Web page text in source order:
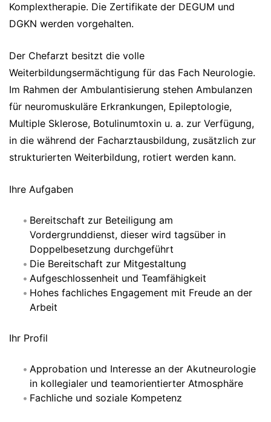
Komplextherapie. Die Zertifikate der DEGUM und
DGKN werden vorgehalten.
Der Chefarzt besitzt die volle
Weiterbildungsermächtigung für das Fach Neurologie.
Im Rahmen der Ambulantisierung stehen Ambulanzen
für neuromuskuläre Erkrankungen, Epileptologie,
Multiple Sklerose, Botulinumtoxin u. a. zur Verfügung,
in die während der Facharztausbildung, zusätzlich zur
strukturierten Weiterbildung, rotiert werden kann.
Ihre Aufgaben
Bereitschaft zur Beteiligung am
Vordergrunddienst, dieser wird tagsüber in
Doppelbesetzung durchgeführt
Die Bereitschaft zur Mitgestaltung
Aufgeschlossenheit und Teamfähigkeit
Hohes fachliches Engagement mit Freude an der
Arbeit
Ihr Profil
Approbation und Interesse an der Akutneurologie
in kollegialer und teamorientierter Atmosphäre
Fachliche und soziale Kompetenz